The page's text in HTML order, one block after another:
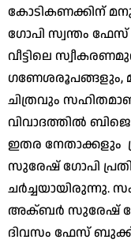
കോടികണക്കിന്
ഗോപി സ്വന്തം
വീട്ടിലെ
ഗണേശരൂപങ്ങളും,
ചിത്രവും
വിവാദത്തിൽ
ഇതര നേതാക്കളും
സുരേഷ് ഗോപി
ചർച്ചയായിരുന്നു.
അക്ബർ സുരേഷ്
ദിവസം ഫേസ് ബുക്ക്